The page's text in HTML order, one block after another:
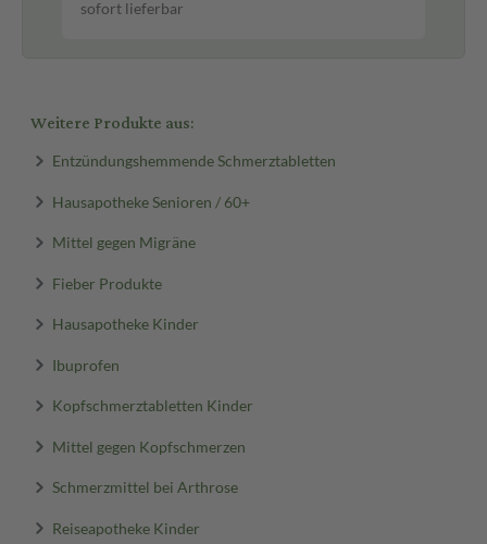
sofort lieferbar
Weitere Produkte aus:
Entzündungshemmende Schmerztabletten
Hausapotheke Senioren / 60+
Mittel gegen Migräne
Fieber Produkte
Hausapotheke Kinder
Ibuprofen
Kopfschmerztabletten Kinder
Mittel gegen Kopfschmerzen
Schmerzmittel bei Arthrose
Reiseapotheke Kinder